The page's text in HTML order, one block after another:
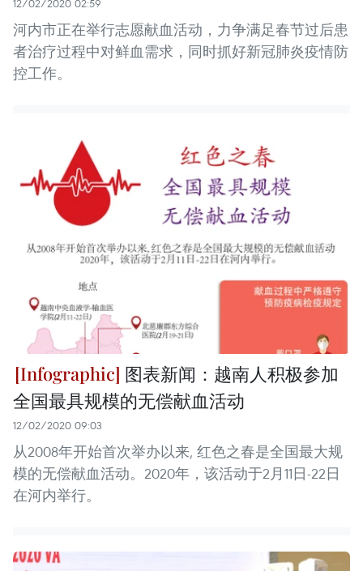
12/02/2020 02:59
河内市正在举行志愿献血活动，力争满足春节过后患
者治疗过程中对鲜血需求，同时抓好新冠肺炎疫情防
控工作。
图表新闻：越南人积极参加
全国最具规模的无偿献血活动
12/02/2020 09:03
从2008年开始首次举办以来, 红色之春是全国最大规
模的无偿献血活动。2020年，该活动于2月11日-22日
在河内举行。